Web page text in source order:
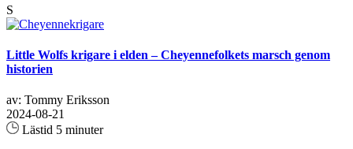
S
Little Wolfs krigare i elden – Cheyennefolkets marsch genom
historien
av: Tommy Eriksson
2024-08-21
Lästid 5 minuter